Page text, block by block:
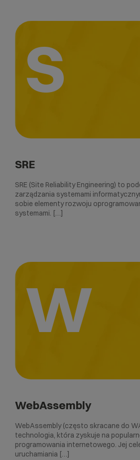
S
SRE
SRE (Site Reliability Engineering) to
zarządzania systemami
sobie elementy rozwoju
systemami. […]
W
WebAssembly
WebAssembly (często skracane do
technologia, która zyskuje na
programowania internetowego. Jej
uruchamiania […]